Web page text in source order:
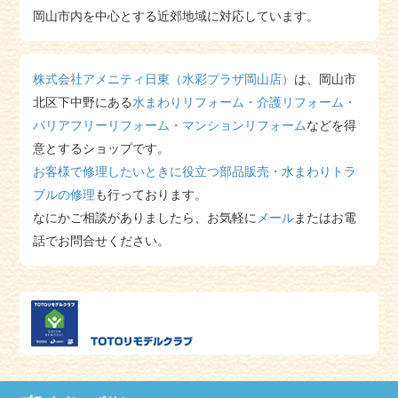
2025/06/13
2023/12/19
年末年始休業のお知らせ を更新しました。
2023/08/03
2023/05/16
風呂フタを更新しました。
2023/05/13
TOTO国内住設設備機器のメーカー小売価格改定
を更新しま
した。
2023/05/13
N様邸 浴室改修
2023/03/13
国土交通省「こどもエコすまい支援事業」ご案内
した。
岡山市内を中心とする近郊地域に対応しています。
株式会社アメニティ日東（水彩プラザ岡山店） は、岡山市
北区下中野にある水まわりリフォーム・介護リフォーム・
バリアフリーリフォーム・マンションリフォームなどを得
意とするショップです。
お客様で修理したいときに役立つ部品販売・水まわりトラ
ブルの修理も行っております。
なにかご相談がありましたら、お気軽に メールまたはお電
話でお問合せください。